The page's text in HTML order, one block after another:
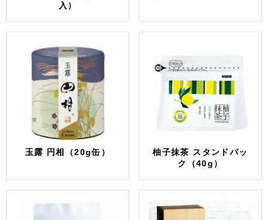
入）
玉露 円相（20g缶）
柚子抹茶 スタンドパッ
ク（40g）